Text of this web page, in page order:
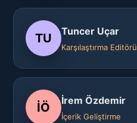
TU
Tuncer Uçar
Karşılaştırma Editörü
İÖ
İrem Özdemir
İçerik Geliştirme